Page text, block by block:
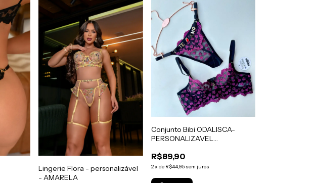
Lingerie Flora - personalizável
- AMARELA
Conjunto Bibi ODALISCA-
PERSONALIZAVEL
R$89,90
2x de R$44,95 sem juros